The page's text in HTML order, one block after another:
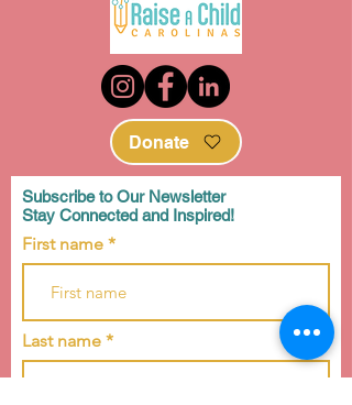
Donate
Subscribe to Our Newsletter
Stay Connected and Inspired!
First name
Last name